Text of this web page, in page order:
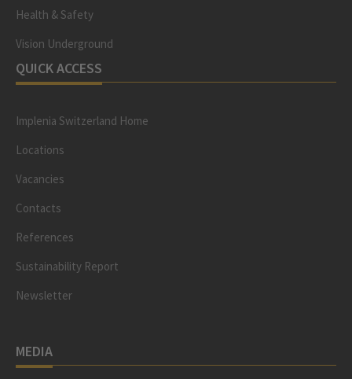
Health & Safety
Vision Underground
QUICK ACCESS
Implenia Switzerland Home
Locations
Vacancies
Contacts
References
Sustainability Report
Newsletter
MEDIA